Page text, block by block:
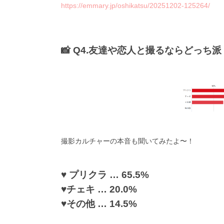
https://emmary.jp/oshikatsu/20251202-125264/
📸 Q4.友達や恋人と撮るならどっち派
撮影カルチャーの本音も聞いてみたよ〜！
♥ プリクラ … 65.5%
♥チェキ … 20.0%
♥その他 … 14.5%